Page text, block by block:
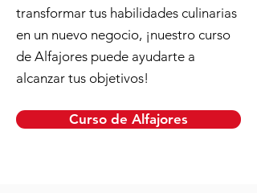
transformar tus habilidades culinarias
en un nuevo negocio, ¡nuestro curso
de Alfajores puede ayudarte a
alcanzar tus objetivos!
Curso de Alfajores